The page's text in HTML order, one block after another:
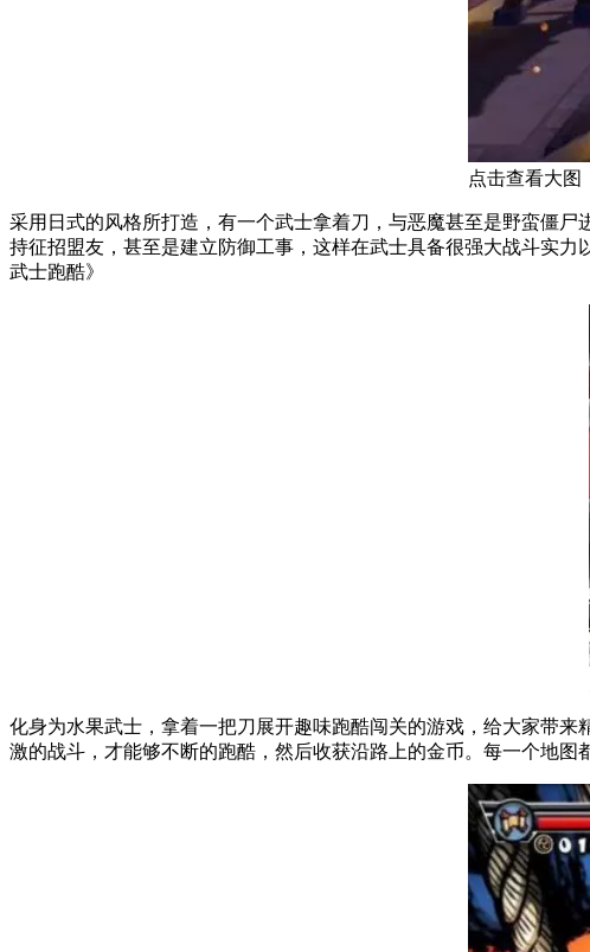
点击查看大图
采用日式的风格所打造，有一个武士拿着刀，与恶魔甚至是野蛮僵
持征招盟友，甚至是建立防御工事，这样在武士具备很强大战斗实力以后，无论在各种场景当中，遇
武士跑酷》
化身为水果武士，拿着一把刀展开趣味跑酷闯关的游戏，给大家带